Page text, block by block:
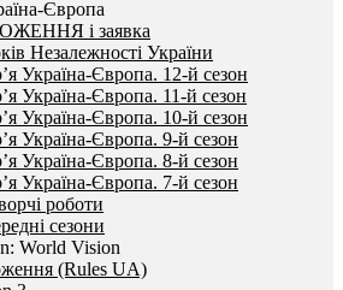
Європа
і заявка
Незалежності України
Україна-Європа. 12-й сезон
Україна-Європа. 11-й сезон
Україна-Європа. 10-й сезон
Україна-Європа. 9-й сезон
Україна-Європа. 8-й сезон
Україна-Європа. 7-й сезон
роботи
сезони
World Vision
(Rules UA)